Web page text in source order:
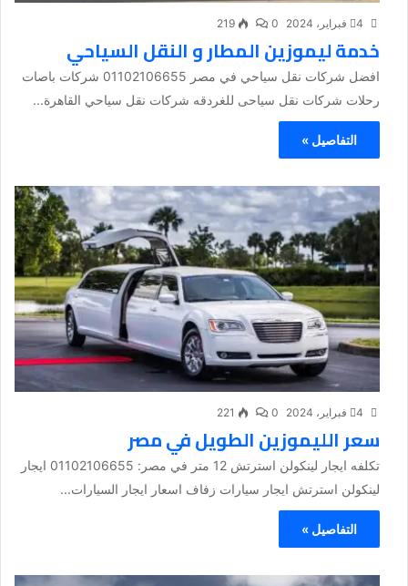
4 فبراير، 2024 0
219
خدمة ليموزين المطار و النقل السياحي
افضل شركات نقل سياحي في مصر 01102106655 شركات باصات
رحلات شركات نقل سياحى للغردقه شركات نقل سياحي القاهرة...
التفاصيل »
4 فبراير، 2024 0
221
سعر الليموزين الطويل في مصر
تكلفه ايجار لينكولن استرتش 12 متر في مصر: 01102106655 ايجار
لينكولن استرتش ايجار سيارات زفاف اسعار ايجار السيارات...
التفاصيل »